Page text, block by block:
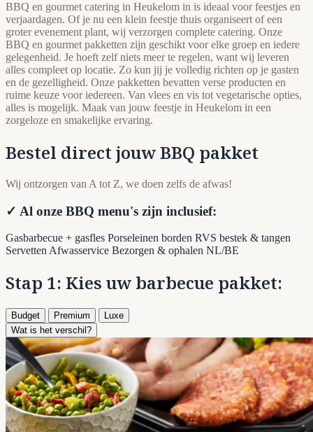
BBQ en gourmet catering in Heukelom in is ideaal voor feestjes en
verjaardagen. Of je nu een klein feestje thuis organiseert of een
groter evenement plant, wij verzorgen complete catering. Onze
BBQ en gourmet pakketten zijn geschikt voor elke groep en iedere
gelegenheid. Je hoeft zelf niets meer te regelen, want wij leveren
alles compleet op locatie. Zo kun jij je volledig richten op je gasten
en de gezelligheid. Onze pakketten bevatten verse producten en
ruime keuze voor iedereen. Van vlees en vis tot vegetarische opties,
alles is mogelijk. Maak van jouw feestje in Heukelom in een
zorgeloze en smakelijke ervaring.
Bestel direct jouw BBQ pakket
Wij ontzorgen van A tot Z, we doen zelfs de afwas!
✓ Al onze BBQ menu's zijn inclusief:
Gasbarbecue + gasfles Porseleinen borden RVS bestek & tangen
Servetten Afwasservice Bezorgen & ophalen NL/BE
Stap 1: Kies uw barbecue pakket:
Budget Premium
Luxe
Wat is het verschil?